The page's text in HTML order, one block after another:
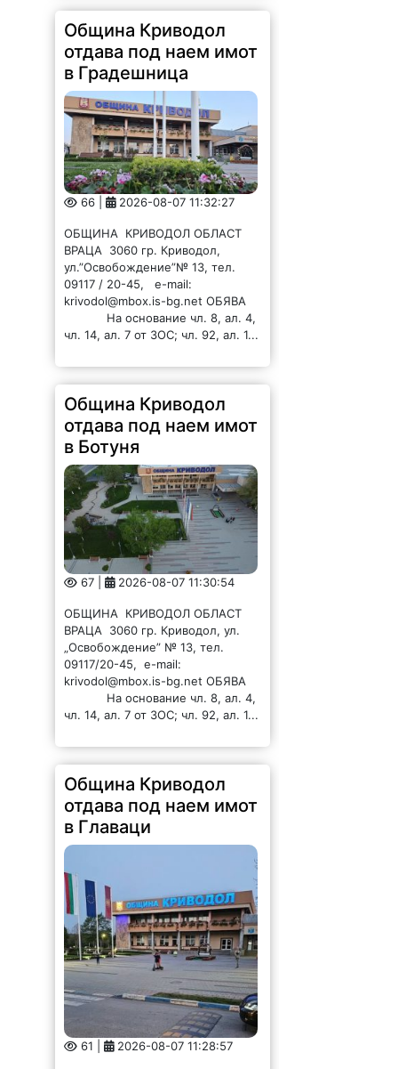
Община Криводол
отдава под наем имот
в Градешница
66 | 2026-08-07 11:32:27
ОБЩИНА КРИВОДОЛ ОБЛАСТ
ВРАЦА 3060 гр. Криводол,
ул.”Освобождение”№ 13, тел.
09117 / 20-45, e-mail:
krivodol@mbox.is-bg.net ОБЯВА
На основание чл. 8, ал. 4,
чл. 14, ал. 7 от ЗОС; чл. 92, ал. 1...
Община Криводол
отдава под наем имот
в Ботуня
67 | 2026-08-07 11:30:54
ОБЩИНА КРИВОДОЛ ОБЛАСТ
ВРАЦА 3060 гр. Криводол, ул.
„Освобождение” № 13, тел.
09117/20-45, e-mail:
krivodol@mbox.is-bg.net ОБЯВА
На основание чл. 8, ал. 4,
чл. 14, ал. 7 от ЗОС; чл. 92, ал. 1...
Община Криводол
отдава под наем имот
в Главаци
61 | 2026-08-07 11:28:57